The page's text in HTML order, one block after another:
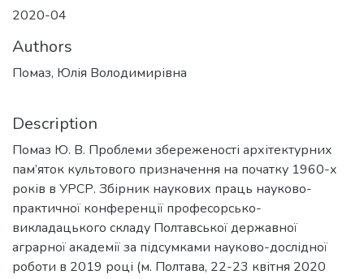
2020-04
Authors
Помаз, Юлія Володимирівна
Description
Помаз Ю. В. Проблеми збереженості архітектурних
пам’яток культового призначення на початку 1960-х
років в УРСР. Збірник наукових праць науково-
практичної конференції професорсько-
викладацького складу Полтавської державної
аграрної академії за підсумками науково-дослідної
роботи в 2019 році (м. Полтава, 22-23 квітня 2020